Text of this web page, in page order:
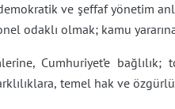
ve şeffaf yönetim
odaklı olmak; kamu
Cumhuriyet’e
temel hak ve